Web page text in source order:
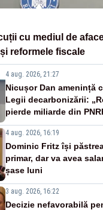
cu mediul de
reformele fiscale
4 aug. 2026, 21:27
Nicușor Dan amenință
Legii decarbonizării:
pierde miliarde din
4 aug. 2026, 16:19
Dominic Fritz își
primar, dar va avea
șase luni
3 aug. 2026, 16:22
Decizie nefavorabilă